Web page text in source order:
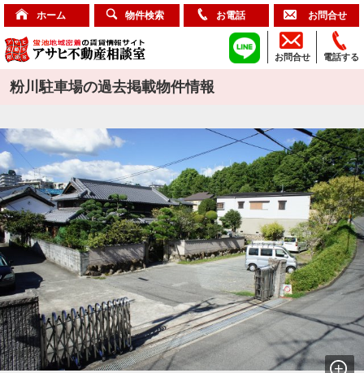
ホーム 物件検索 お電話 お問合せ
電話する
お問合せ
粉川駐車場の過去掲載物件情報